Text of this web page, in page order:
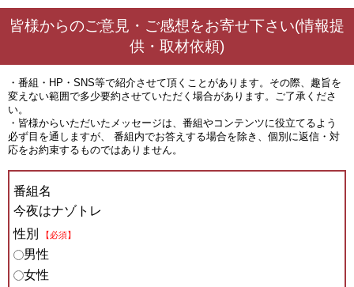
皆様からのご意見・ご感想をお寄せ下さい(情報提
供・取材依頼)
・番組・HP・SNS等で紹介させて頂くことがあります。その際、趣旨を
変えない範囲で多少要約させていただく場合があります。ご了承くださ
い。
・皆様からいただいたメッセージは、番組やコンテンツに役立てるよう
必ず目を通しますが、 番組内でお答えする場合を除き、個別に返信・対
応をお約束するものではありません。
番組名
今夜はナゾトレ
性別
【必須】
男性
女性